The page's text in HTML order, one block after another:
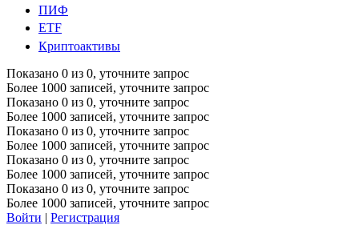
ПИФ
ETF
Криптоактивы
Показано 0 из 0, уточните запрос
Более 1000 записей, уточните запрос
Показано 0 из 0, уточните запрос
Более 1000 записей, уточните запрос
Показано 0 из 0, уточните запрос
Более 1000 записей, уточните запрос
Показано 0 из 0, уточните запрос
Более 1000 записей, уточните запрос
Показано 0 из 0, уточните запрос
Более 1000 записей, уточните запрос
Войти | Регистрация